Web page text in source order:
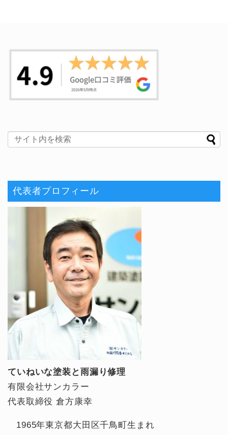
代表者プロフィール
ていねいな塗装と雨漏り修理
有限会社サンカラー
代表取締役 倉方康幸
1965年東京都大田区千鳥町生まれ